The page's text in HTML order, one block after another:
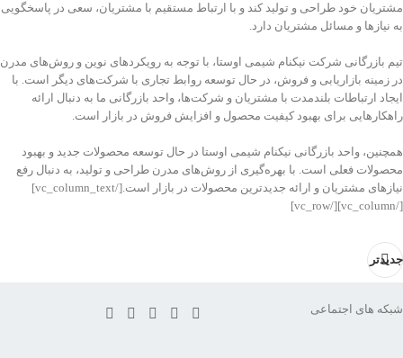
مشتریان خود طراحی و تولید کند و با ارتباط مستقیم با مشتریان، سعی در پاسخگویی
به نیازها و مسائل مشتریان دارد.
تیم بازرگانی شرکت نیکنام شیمی اوستا، با توجه به رویکردهای نوین و روش‌های مدرن
در زمینه بازاریابی و فروش، در حال توسعه روابط تجاری با شرکت‌های دیگر است. با
ایجاد ارتباطات بلندمدت با مشتریان و شرکت‌ها، واحد بازرگانی ما به دنبال ارائه
راهکارهایی برای بهبود کیفیت محصول و افزایش فروش در بازار است.
همچنین، واحد بازرگانی نیکنام شیمی اوستا در حال توسعه محصولات جدید و بهبود
محصولات فعلی است. با بهره‌گیری از روش‌های مدرن طراحی و تولید، به دنبال رفع
نیازهای مشتریان و ارائه جدیدترین محصولات در بازار است.[/vc_column_text]
[/vc_column][/vc_row]
جدیدتر
شبکه های اجتماعی